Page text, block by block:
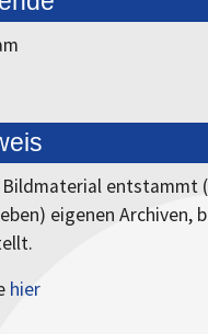
entstammt
eigenen Archiven,
hier